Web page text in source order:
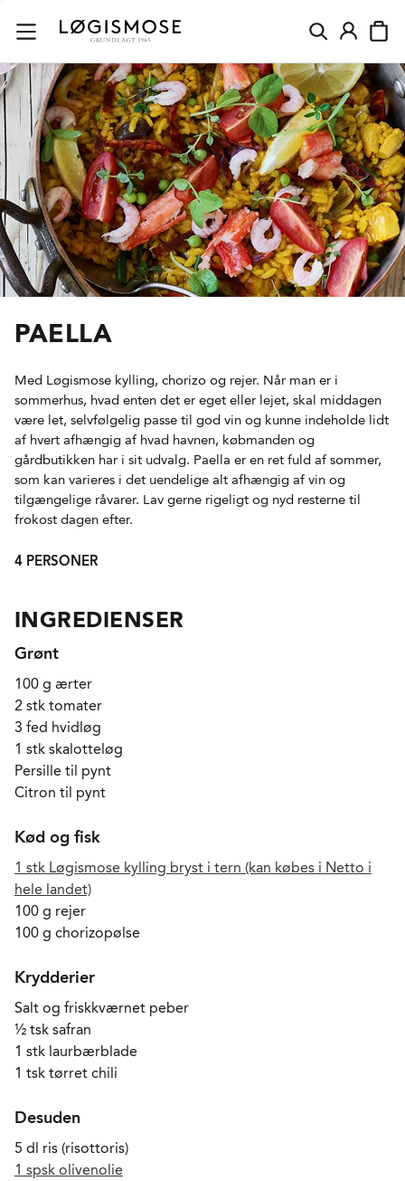
PAELLA
Med Løgismose kylling, chorizo og rejer. Når man er i
sommerhus, hvad enten det er eget eller lejet, skal middagen
være let, selvfølgelig passe til god vin og kunne indeholde lidt
af hvert afhængig af hvad havnen, købmanden og
gårdbutikken har i sit udvalg. Paella er en ret fuld af sommer,
som kan varieres i det uendelige alt afhængig af vin og
tilgængelige råvarer. Lav gerne rigeligt og nyd resterne til
frokost dagen efter.
4 PERSONER
INGREDIENSER
Grønt
100 g ærter
2 stk tomater
3 fed hvidløg
1 stk skalotteløg
Persille til pynt
Citron til pynt
Kød og fisk
1 stk Løgismose kylling bryst i tern (kan købes i Netto i
hele landet)
100 g rejer
100 g chorizopølse
Krydderier
Salt og friskkværnet peber
½ tsk safran
1 stk laurbærblade
1 tsk tørret chili
Desuden
5 dl ris (risottoris)
1 spsk olivenolie